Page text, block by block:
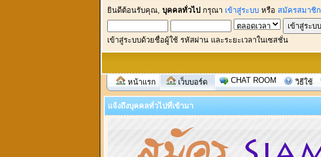
ยินดีต้อนรับคุณ, บุคคลทั่วไป กรุณา เข้าสู่ระบบ หรือ สมัครสมาชิก
เข้าสู่ระบบด้วยชื่อผู้ใช้ รหัสผ่าน และระยะเวลาในเซสชั่น
หน้าแรก เว็บบอร์ด CHAT ROOM วิธีใช้
แจ้งถึงบุคคลทั่วไปที่เข้ามา